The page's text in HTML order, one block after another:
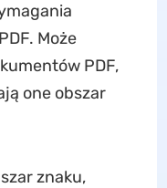
Może
PDF,
one obszar
znaku,